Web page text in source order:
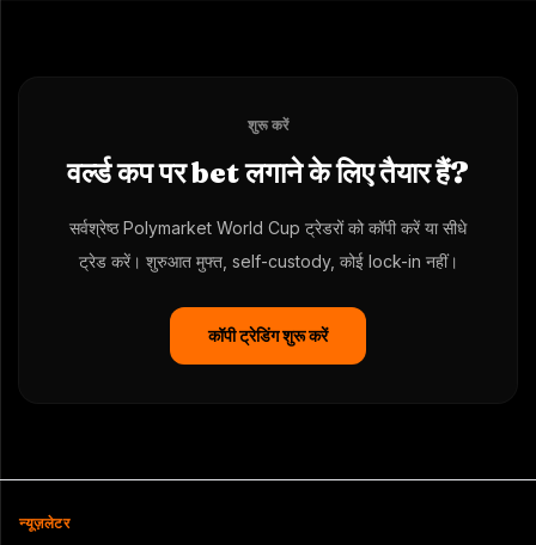
शुरू करें
वर्ल्ड कप पर bet लगाने के लिए तैयार हैं?
सर्वश्रेष्ठ Polymarket World Cup ट्रेडरों को कॉपी करें या सीधे
ट्रेड करें। शुरुआत मुफ्त, self-custody, कोई lock-in नहीं।
कॉपी ट्रेडिंग शुरू करें
न्यूज़लेटर